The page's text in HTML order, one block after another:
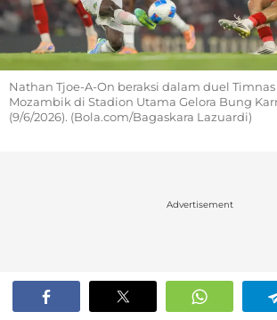
Nathan Tjoe-A-On beraksi dalam duel
Mozambik di Stadion Utama Gelora Bung
(9/6/2026). (Bola.com/Bagaskara Lazuardi)
Advertisement